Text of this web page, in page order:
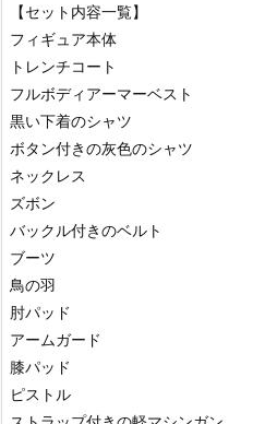
【セット内容一覧】
フィギュア本体
トレンチコート
フルボディアーマーベスト
黒い下着のシャツ
ボタン付きの灰色のシャツ
ネックレス
ズボン
バックル付きのベルト
ブーツ
鳥の羽
肘パッド
アームガード
膝パッド
ピストル